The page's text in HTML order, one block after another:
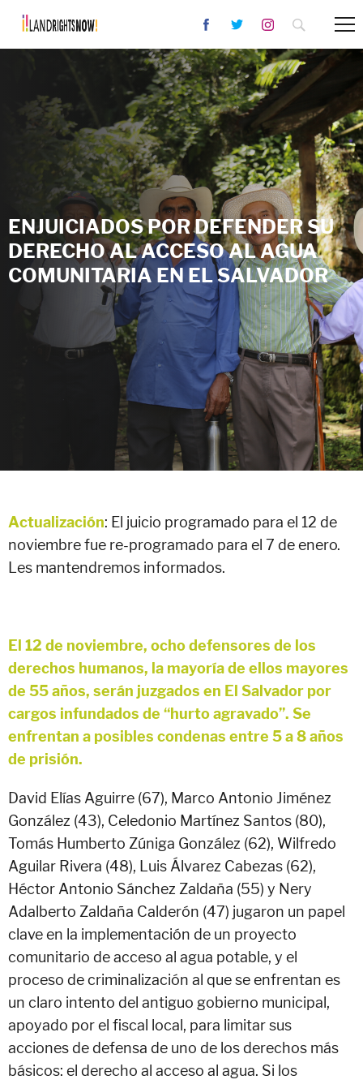
ENJUICIADOS POR DEFENDER SU
DERECHO AL ACCESO AL AGUA
COMUNITARIA EN EL SALVADOR
Actualización: El juicio programado para el 12 de
noviembre fue re-programado para el 7 de enero.
Les mantendremos informados.
El 12 de noviembre, ocho defensores de los
derechos humanos, la mayoría de ellos mayores
de 55 años, serán juzgados en El Salvador por
cargos infundados de “hurto agravado”. Se
enfrentan a posibles condenas entre 5 a 8 años
de prisión.
David Elías Aguirre (67), Marco Antonio Jiménez
González (43), Celedonio Martínez Santos (80),
Tomás Humberto Zúniga González (62), Wilfredo
Aguilar Rivera (48), Luis Álvarez Cabezas (62),
Héctor Antonio Sánchez Zaldaña (55) y Nery
Adalberto Zaldaña Calderón (47) jugaron un papel
clave en la implementación de un proyecto
comunitario de acceso al agua potable, y el
proceso de criminalización al que se enfrentan es
un claro intento del antiguo gobierno municipal,
apoyado por el fiscal local, para limitar sus
acciones de defensa de uno de los derechos más
básicos: el derecho al acceso al agua. Si los